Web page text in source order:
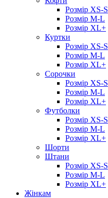
Розмір XS-S
Розмір M-L
Розмір XL+
Куртки
Розмір XS-S
Розмір M-L
Розмір XL+
Сорочки
Розмір XS-S
Розмір M-L
Розмір XL+
Футболки
Розмір XS-S
Розмір M-L
Розмір XL+
Шорти
Штани
Розмір XS-S
Розмір M-L
Розмір XL+
Жінкам